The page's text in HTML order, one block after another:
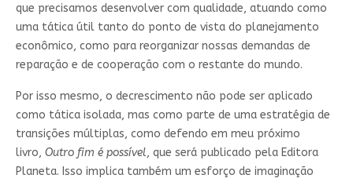
que precisamos desenvolver com qualidade, atuando como
uma tática útil tanto do ponto de vista do planejamento
econômico, como para reorganizar nossas demandas de
reparação e de cooperação com o restante do mundo.
Por isso mesmo, o decrescimento não pode ser aplicado
como tática isolada, mas como parte de uma estratégia de
transições múltiplas, como defendo em meu próximo
livro, Outro fim é possível, que será publicado pela Editora
Planeta. Isso implica também um esforço de imaginação